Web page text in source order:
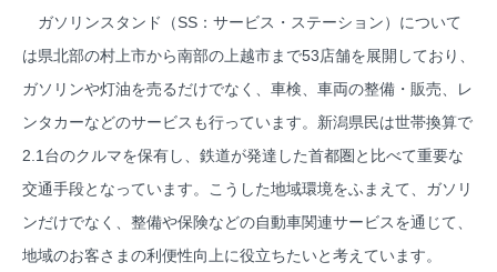
ガソリンスタンド（SS：サービス・ステーション）について
は県北部の村上市から南部の上越市まで53店舗を展開しており、
ガソリンや灯油を売るだけでなく、車検、車両の整備・販売、レ
ンタカーなどのサービスも行っています。新潟県民は世帯換算で
2.1台のクルマを保有し、鉄道が発達した首都圏と比べて重要な
交通手段となっています。こうした地域環境をふまえて、ガソリ
ンだけでなく、整備や保険などの自動車関連サービスを通じて、
地域のお客さまの利便性向上に役立ちたいと考えています。